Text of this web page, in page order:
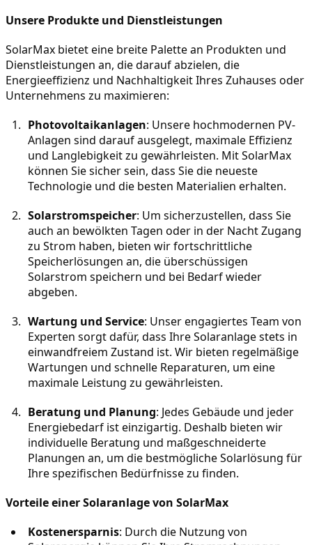
Unsere Produkte und Dienstleistungen
SolarMax bietet eine breite Palette an Produkten und
Dienstleistungen an, die darauf abzielen, die
Energieeffizienz und Nachhaltigkeit Ihres Zuhauses oder
Unternehmens zu maximieren:
Photovoltaikanlagen: Unsere hochmodernen PV-
Anlagen sind darauf ausgelegt, maximale Effizienz
und Langlebigkeit zu gewährleisten. Mit SolarMax
können Sie sicher sein, dass Sie die neueste
Technologie und die besten Materialien erhalten.
Solarstromspeicher: Um sicherzustellen, dass Sie
auch an bewölkten Tagen oder in der Nacht Zugang
zu Strom haben, bieten wir fortschrittliche
Speicherlösungen an, die überschüssigen
Solarstrom speichern und bei Bedarf wieder
abgeben.
Wartung und Service: Unser engagiertes Team von
Experten sorgt dafür, dass Ihre Solaranlage stets in
einwandfreiem Zustand ist. Wir bieten regelmäßige
Wartungen und schnelle Reparaturen, um eine
maximale Leistung zu gewährleisten.
Beratung und Planung: Jedes Gebäude und jeder
Energiebedarf ist einzigartig. Deshalb bieten wir
individuelle Beratung und maßgeschneiderte
Planungen an, um die bestmögliche Solarlösung für
Ihre spezifischen Bedürfnisse zu finden.
Vorteile einer Solaranlage von SolarMax
Kostenersparnis: Durch die Nutzung von